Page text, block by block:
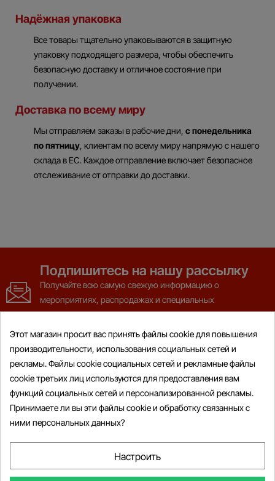
Надёжная упаковка
Все товары тщательно упаковываются в защитную
упаковку подходящего размера, чтобы обеспечить
безопасную доставку и отличное состояние при
получении.
Доставка по всему миру
Мы отправляем заказы в рабочие дни, с понедельника
по пятницу , клиентам по всему миру напрямую с нашего
склада в ЕС. Каждое отправление включает безопасное
отслеживание от отправки до доставки.
Подпишитесь на нашу рассылку
Получайте всю самую свежую информацию о
мероприятиях, распродажах и специальных
предложениях
Товары
Информация
Этот магазин просит вас принять файлы cookie для повышения
производительности, использования социальных сетей и
рекламы. Файлы cookie социальных сетей и рекламные файлы
cookie третьих лиц используются для предоставления вам
функций социальных сетей и персонализированной рекламы.
Принимаете ли вы эти файлы cookie и обработку связанных с
ними персональных данных?
Настроить